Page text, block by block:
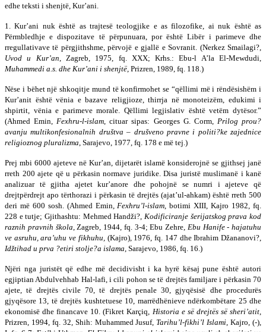
edhe teksti i shenjtë, Kur’ani.
1. Kur’ani nuk është as trajtesë teologjike e as filo­zo­­fike, ai nuk është as
Përmbledhje e dispozitave të për­pu­nuara, por është Libër i parimeve dhe
rregullativave të përgjithshme, përvojë e gjallë e Sovranit. (Nerkez Smailagi?,
Uvod u Kur’an , Zagreb, 1975, fq. XXX; Krhs.: Ebu-l A’la El-Mewdudi,
Muhammedi a.s. dhe Kur’ani i shenjtë , Prizren, 1989, fq. 118.)
Nëse i bëhet një shkoqitje mund të konfirmohet se “që­llimi më i rëndësishëm i
Kur’anit është vënia e ba­za­ve religjioze, thirrja në monoteizëm, edukimi i
shpirtit, vë­nia e parimeve morale. Qëllimi legjislativ është vetëm dy­tësor.”
(Ahmed Emin, Fexhru-l-islam , cituar sipas: Georges G. Corm, Prilog prou?
avanju multikonfesionalnih društva – drušveno pravne i politi?ke zajednice
religioznog pluralizma , Sarajevo, 1977, fq. 178 e më tej.)
Prej mbi 6000 ajeteve në Kur’an, dijetarët islamë kon­­siderojnë se gjithsej janë
rreth 200 ajete që u për­ka­sin nor­mave juridike. Disa juristë muslimanë i kanë
ana­li­zuar të gjitha ajetet kur’anore dhe pohojnë se numri i aje­teve që
drejtpërdrejt apo tërthorazi i përkasin të drej­tës (ajat’ul-ahkam) është rreth 500
deri më 600 sosh. (Ahmed Emin, Fexhru’l-islam , botimi XIII, Kajro 1982, fq.
228 e tutje; Gjith­ashtu: Mehmed Handži?, Kodificiranje šerijatskog prava kod
raz­nih pravnih škola , Zagreb, 1944, fq. 3-4; Ebu Zehre, Ebu Hanife- ha­ja­tu­hu
ve asruhu, ara’uhu ve fikhuhu, (Kajro), 1976, fq. 147 dhe Ibrahim Dža­nanovi?,
Idžtihad u prva ?etiri stolje?a islama , Sarajevo, 1986, fq. 16.)
Njëri nga juristët që edhe më decidivisht i ka hyrë kësaj pune është autori
egjiptian Abdulvehhab Hal-lafi, i cili po­hon se të drejtës familjare i përkasin 70
ajete, të drej­tës civile 70, të drejtës penale 30, gjyqësisë dhe pro­ce­du­rës
gjyqësore 13, të drejtës kushtetuese 10, ma­rrë­dhë­nie­ve ndërkombëtare 25 dhe
eko­nomisë dhe financave 10. (Fikret Karçiq, Historia e së drejtës së sheri’atit
Prizren, 1994, fq. 32, Shih: Muhammed Jusuf, Tarihu’l-fikhi’l Islami , Kajro, (-),